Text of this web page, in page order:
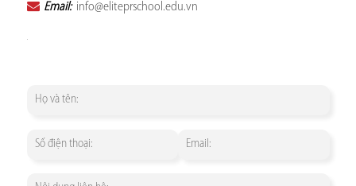
Email: info@eliteprschool.edu.vn